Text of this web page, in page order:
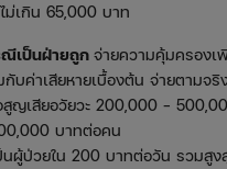
เกิน 65,000 บาท
เป็นฝ่ายถูก จ่ายความคุ้มครองเ
บค่าเสียหายเบื้องต้น จ่ายตามจ
ญเสียอวัยวะ 200,000 –
บาทต่อคน
นผู้ป่วยใน 200 บาทต่อวัน รวมสูง